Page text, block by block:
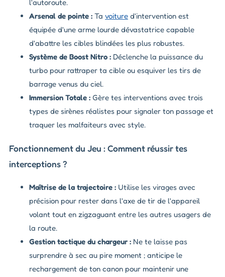
l'autoroute.
Arsenal de pointe : Ta voiture d'intervention est
équipée d'une arme lourde dévastatrice capable
d'abattre les cibles blindées les plus robustes.
Système de Boost Nitro : Déclenche la puissance du
turbo pour rattraper ta cible ou esquiver les tirs de
barrage venus du ciel.
Immersion Totale : Gère tes interventions avec trois
types de sirènes réalistes pour signaler ton passage et
traquer les malfaiteurs avec style.
Fonctionnement du Jeu : Comment réussir tes
interceptions ?
Maîtrise de la trajectoire : Utilise les virages avec
précision pour rester dans l'axe de tir de l'appareil
volant tout en zigzaguant entre les autres usagers de
la route.
Gestion tactique du chargeur : Ne te laisse pas
surprendre à sec au pire moment ; anticipe le
rechargement de ton canon pour maintenir une